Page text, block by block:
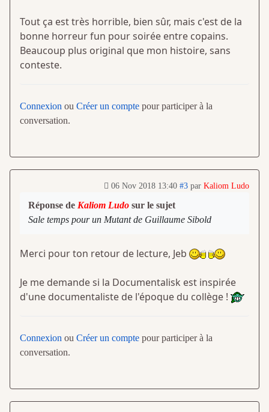
Tout ça est très horrible, bien sûr, mais c'est de la
bonne horreur fun pour soirée entre copains.
Beaucoup plus original que mon histoire, sans
conteste.
Connexion ou Créer un compte pour participer à la
conversation.
06 Nov 2018 13:40 #3 par Kaliom Ludo
Réponse de Kaliom Ludo sur le sujet
Sale temps pour un Mutant de Guillaume Sibold
Merci pour ton retour de lecture, Jeb
Je me demande si la Documentalisk est inspirée
d'une documentaliste de l'époque du collège !
Connexion ou Créer un compte pour participer à la
conversation.